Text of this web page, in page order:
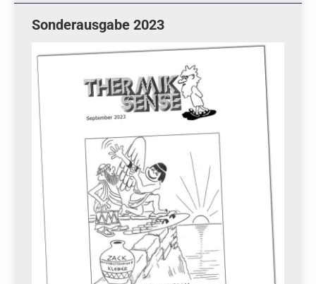
Sonderausgabe 2023